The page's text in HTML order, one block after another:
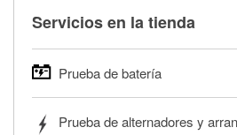
Servicios en la tienda
Prueba de batería
autos, camionetas, SUVs, vehículos
Prueba de alternadores y